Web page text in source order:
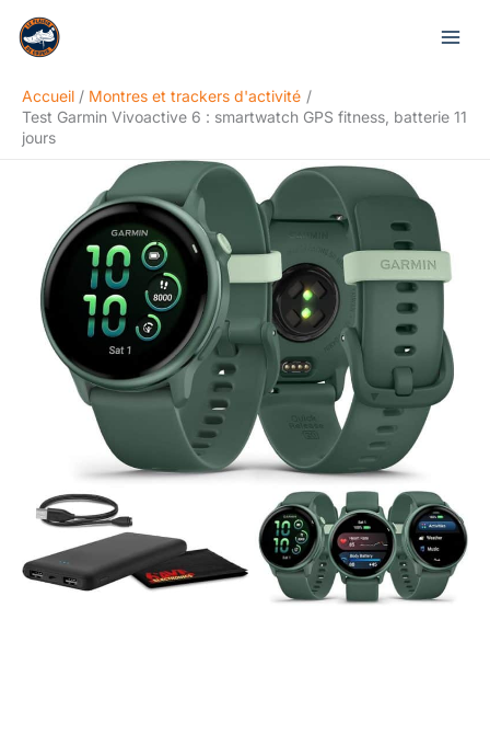
Accueil
Montres et trackers d'activité
Test Garmin Vivoactive 6 : smartwatch GPS fitness, batterie 11
jours
Rechercher